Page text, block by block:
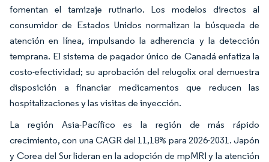
fomentan el tamizaje rutinario. Los modelos directos al
consumidor de Estados Unidos normalizan la búsqueda de
atención en línea, impulsando la adherencia y la detección
temprana. El sistema de pagador único de Canadá enfatiza la
costo-efectividad; su aprobación del relugolix oral demuestra
disposición a financiar medicamentos que reducen las
hospitalizaciones y las visitas de inyección.
La región Asia-Pacífico es la región de más rápido
crecimiento, con una CAGR del 11,18% para 2026-2031. Japón
y Corea del Sur lideran en la adopción de mpMRI y la atención